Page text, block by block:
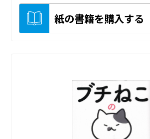
紙の書籍を購入する